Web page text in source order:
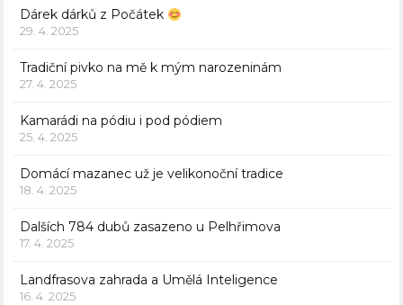
Dárek dárků z Počátek
29. 4. 2025
Tradiční pivko na mě k mým narozeninám
27. 4. 2025
Kamarádi na pódiu i pod pódiem
25. 4. 2025
Domácí mazanec už je velikonoční tradice
18. 4. 2025
Dalších 784 dubů zasazeno u Pelhřimova
17. 4. 2025
Landfrasova zahrada a Umělá Inteligence
16. 4. 2025